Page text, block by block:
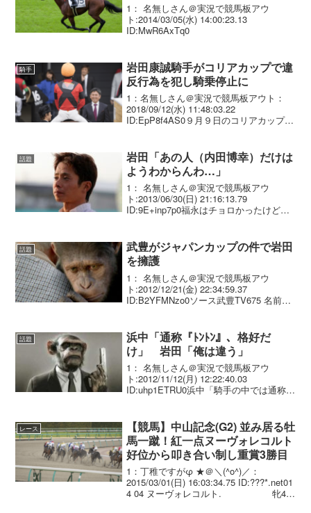
1： 名無しさん＠実況で競馬板アウ
ト:2014/03/05(水) 14:00:23.13
ID:MwR6AxTq0
騎手
岩田康誠騎手がコリアカップで違
反行為を犯し騎乗停止に
1：名無しさん＠実況で競馬板アウト：
2018/09/12(水) 11:48:03.22
ID:EpP8f4AS0９月９日のコリアカップに
１条第２項（いかなる騎手も発走後...
話題
岩田「あの人（内田博幸）だけは
ようわからんわ…」
1： 名無しさん＠実況で競馬板アウ
ト:2013/06/30(日) 21:16:13.79
ID:9E+inp7p0福永はチョロかったけどｗ
話題
武豊がジャパンカップの件で岩田
を擁護
1： 名無しさん＠実況で競馬板アウ
ト:2012/12/21(金) 22:34:59.37
ID:B2YFMNzo0ソース武豊TV675 名前：
話題
浜中「通称『ﾄﾝﾄﾝ』、格好だ
け」 岩田「俺は違う」
1： 名無しさん＠実況で競馬板アウ
ト:2012/11/12(月) 12:22:40.03
ID:uhp1ETRU0浜中「騎手の中では通称
アピールしているんです」 岩田「...
レース
【競馬】中山記念(G2) 並み居る牡
馬一蹴！紅一点ヌーヴォレコルト
好位から叩き合い制し重賞3勝目
1：丁稚ですがφ ★＠＼(^o^)／：
2015/03/01(日) 16:03:34.75 ID:???*.net01
4 04 ヌーヴォレコルト. 牝4